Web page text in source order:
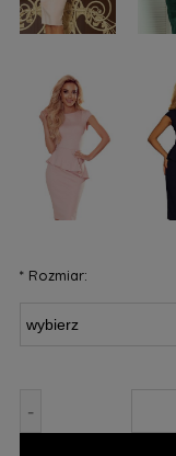
*Rozmiar:
-